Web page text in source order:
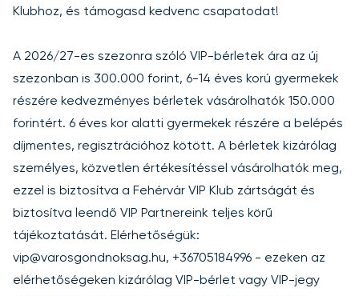
Klubhoz, és támogasd kedvenc csapatodat!
A 2026/27-es szezonra szóló VIP-bérletek ára az új
szezonban is 300.000 forint, 6-14 éves korú gyermekek
részére kedvezményes bérletek vásárolhatók 150.000
forintért. 6 éves kor alatti gyermekek részére a belépés
díjmentes, regisztrációhoz kötött. A bérletek kizárólag
személyes, közvetlen értékesítéssel vásárolhatók meg,
ezzel is biztosítva a Fehérvár VIP Klub zártságát és
biztosítva leendő VIP Partnereink teljes körű
tájékoztatását. Elérhetőségük:
vip@varosgondnoksag.hu, +36705184996 - ezeken az
elérhetőségeken kizárólag VIP-bérlet vagy VIP-jegy